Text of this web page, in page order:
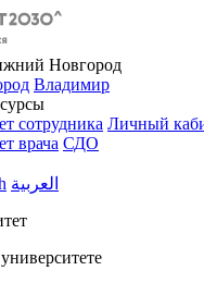
Новгород
Владимир
сотрудника Личный
врача СДО
العربية